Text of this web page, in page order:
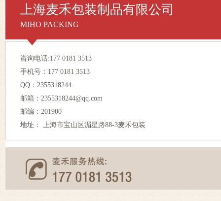
上海麦禾包装制品有限公司
MIHO PACKING
咨询电话:177 0181 3513
手机号：177 0181 3513
QQ：2355318244
邮箱：2355318244@qq.com
邮编：201900
地址： 上海市宝山区湄星路88-3麦禾包装